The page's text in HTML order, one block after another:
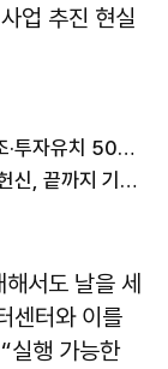
업 추진 현실
김태흠 지사, 민선 8기 마무리…"국비 12조·투자유치 50조 '힘쎈충남' 토대 다졌다"
김태흠 충남지사 "6·25 참전용사 희생과 헌신, 끝까지 기억하고 최고의 예우 다할 것"
서도 날을 세
센터와 이를
실행 가능한